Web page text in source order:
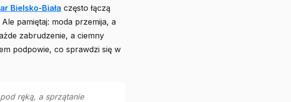
Bielsko-Biała często łączą
pamiętaj: moda przemija, a
zabrudzenie, a ciemny
podpowie, co sprawdzi się w
ręką, a sprzątanie